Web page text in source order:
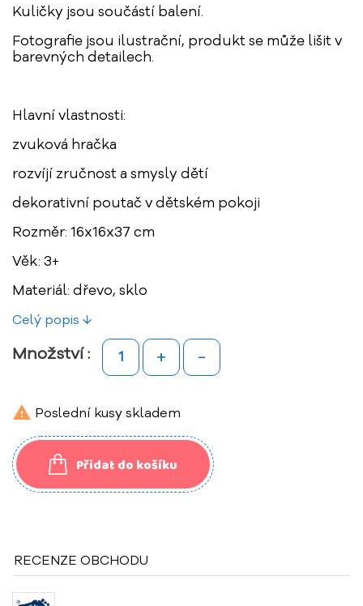
Kuličky jsou součástí balení.
Fotografie jsou ilustrační, produkt se může lišit v
barevných detailech.
Hlavní vlastnosti:
zvuková hračka
rozvíjí zručnost a smysly dětí
dekorativní poutač v dětském pokoji
Rozměr: 16x16x37 cm
Věk: 3+
Materiál: dřevo, sklo
Celý popis ↓
Množství : + -
 Poslední kusy skladem
Přidat do košíku
RECENZE OBCHODU